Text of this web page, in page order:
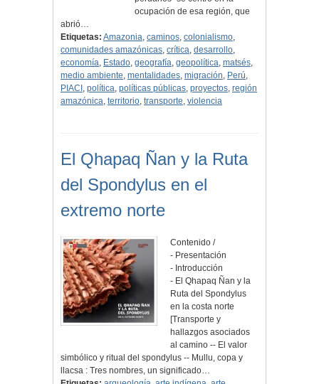
ocupación de esa región, que
abrió…
Etiquetas: Amazonia, caminos, colonialismo,
comunidades amazónicas, crítica, desarrollo,
economía, Estado, geografía, geopolítica, matsés,
medio ambiente, mentalidades, migración, Perú,
PIACI , política, políticas públicas, proyectos, región
amazónica, territorio, transporte, violencia
El Qhapaq Ñan y la Ruta
del Spondylus en el
extremo norte
Contenido /
- Presentación
- Introducción
- El Qhapaq Ñan y la
Ruta del Spondylus
en la costa norte
[Transporte y
hallazgos asociados
al camino -- El valor
simbólico y ritual del spondylus -- Mullu, copa y
llacsa : Tres nombres, un significado…